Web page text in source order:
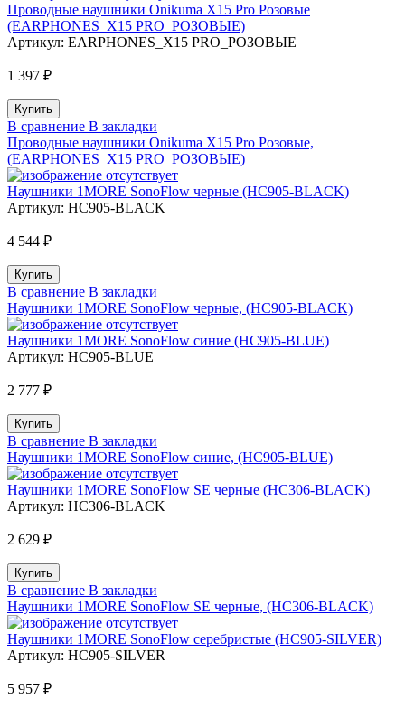
Проводные наушники Onikuma X15 Pro Розовые
(EARPHONES_X15 PRO_РОЗОВЫЕ)
Артикул: EARPHONES_X15 PRO_РОЗОВЫЕ
1 397 ₽
В сравнение В закладки
Проводные наушники Onikuma X15 Pro Розовые,
(EARPHONES_X15 PRO_РОЗОВЫЕ)
Наушники 1MORE SonoFlow черные (HC905-BLACK)
Артикул: HC905-BLACK
4 544 ₽
В сравнение В закладки
Наушники 1MORE SonoFlow черные, (HC905-BLACK)
Наушники 1MORE SonoFlow синие (HC905-BLUE)
Артикул: HC905-BLUE
2 777 ₽
В сравнение В закладки
Наушники 1MORE SonoFlow синие, (HC905-BLUE)
Наушники 1MORE SonoFlow SE черные (HC306-BLACK)
Артикул: HC306-BLACK
2 629 ₽
В сравнение В закладки
Наушники 1MORE SonoFlow SE черные, (HC306-BLACK)
Наушники 1MORE SonoFlow серебристые (HC905-SILVER)
Артикул: HC905-SILVER
5 957 ₽